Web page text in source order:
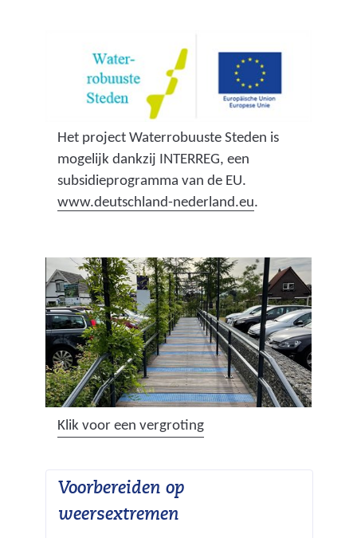
Het project Waterrobuuste Steden is
mogelijk dankzij INTERREG, een
subsidieprogramma van de EU.
www.deutschland-nederland.eu(
r
w
i
j
s
t
n
.
Klik voor een vergroting(
Voorbereiden op
weersextremen